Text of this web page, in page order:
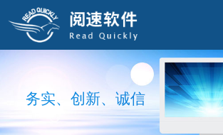
务实、 创新、 诚信